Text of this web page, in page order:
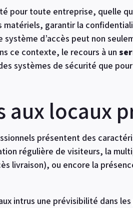
pour toute entreprise, quelle
garantir la
d’accès peut non
ce contexte, le recours à un
systèmes de sécurité que
aux locaux
présentent des
régulière de visiteurs, la
livraison), ou encore la
intrus une prévisibilité dans